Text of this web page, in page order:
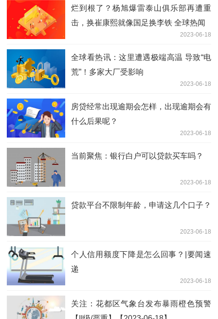
烂到根了？杨旭爆雷泰山俱乐部再遭重
击，换崔康熙就像国足换李铁 全球热闻
2023-06-18
全球看热讯：这里遭遇极端高温 导致“电
荒”！多家大厂受影响
2023-06-18
房贷经常出现逾期会怎样，出现逾期会有
什么后果呢？
2023-06-18
当前聚焦：银行白户可以贷款买车吗？
2023-06-18
贷款平台不限制年龄，申请这几个口子？
2023-06-18
个人信用额度下降是怎么回事？|要闻速
递
2023-06-18
关注：花都区气象台发布暴雨橙色预警